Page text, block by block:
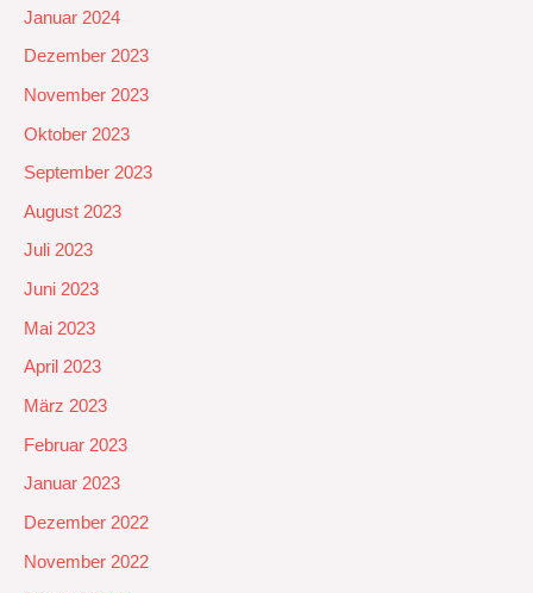
Januar 2024
Dezember 2023
November 2023
Oktober 2023
September 2023
August 2023
Juli 2023
Juni 2023
Mai 2023
April 2023
März 2023
Februar 2023
Januar 2023
Dezember 2022
November 2022